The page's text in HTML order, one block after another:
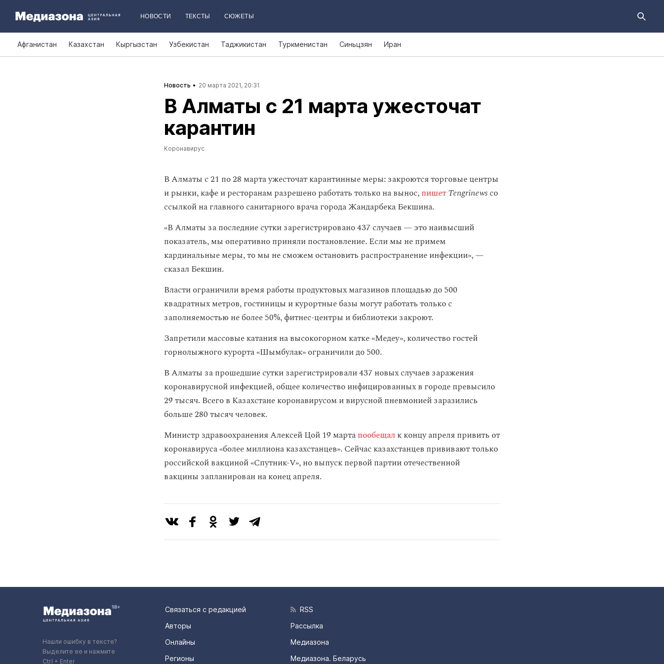
НОВОСТИ ТЕКСТЫ СЮЖЕТЫ
Афганистан Казахстан Кыргызстан Узбекистан Таджикистан Туркменистан Синьцзян Иран
Новость 20 марта 2021, 20:31
В Алматы с 21 марта ужесточат
карантин
Коронавирус
В Алматы с 21 по 28 марта ужесточат карантинные меры: закроются торговые центры
и рынки, кафе и ресторанам разрешено работать только на вынос,пишетTengrinewsсо
ссылкой на главного санитарного врача города Жандарбека Бекшина.
«В Алматы за последние сутки зарегистрировано 437 случаев — это наивысший
показатель, мы оперативно приняли постановление. Если мы не примем
кардинальные меры, то мы не сможем остановить распространение инфекции», —
сказал Бекшин.
Власти ограничили время работы продуктовых магазинов площадью до 500
квадратных метров, гостиницы и курортные базы могут работать только с
заполняемостью не более 50%, фитнес-центры и библиотеки закроют.
Запретили массовые катания на высокогорном катке «Медеу», количество гостей
горнолыжного курорта «Шымбулак» ограничили до 500.
В Алматы за прошедшие сутки зарегистрировали 437 новых случаев заражения
коронавирусной инфекцией, общее количество инфицированных в городе превысило
29 тысяч. Всего в Казахстане коронавирусом и вирусной пневмонией заразились
больше 280 тысяч человек.
Министр здравоохранения Алексей Цой 19 мартапообещал к концу апреля привить от
коронавируса «более миллиона казахстанцев». Сейчас казахстанцев прививают только
российской вакциной «Спутник-V», но выпуск первой партии отечественной
вакцины запланирован на конец апреля.
Нашли ошибку в тексте?
Выделите ее и нажмите
Ctrl + Enter
Связаться с редакцией
Авторы
Онлайны
Регионы
RSS
Рассылка
Медиазона
Медиазона. Беларусь